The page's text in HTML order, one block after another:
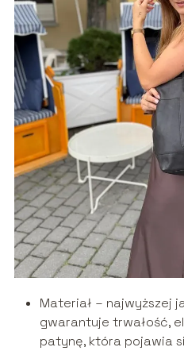
Materiał – najwyższej
gwarantuje trwałość,
patynę, która pojawia